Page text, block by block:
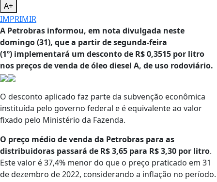
A+
IMPRIMIR
A Petrobras informou, em nota divulgada neste
domingo (31), que a partir de segunda-feira
(1º) implementará um desconto de R$ 0,3515 por litro
nos preços de venda de óleo diesel A, de uso rodoviário.
O desconto aplicado faz parte da subvenção econômica
instituída pelo governo federal e é equivalente ao valor
fixado pelo Ministério da Fazenda.
O preço médio de venda da Petrobras para as
distribuidoras passará de R$ 3,65 para R$ 3,30 por litro.
Este valor é 37,4% menor do que o preço praticado em 31
de dezembro de 2022, considerando a inflação no período.